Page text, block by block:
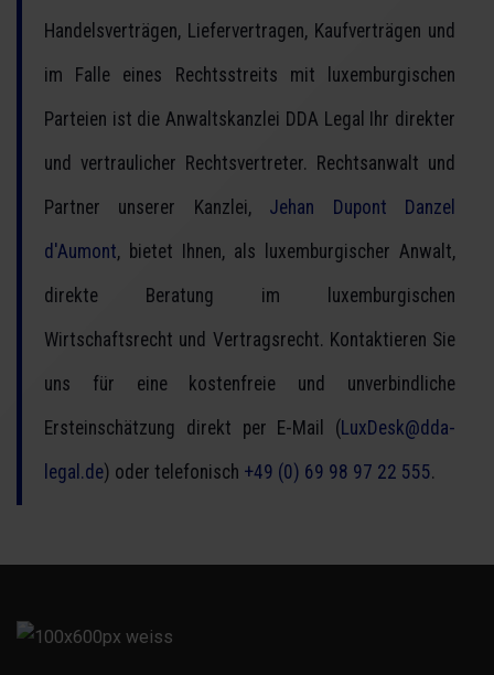
Handelsverträgen, Liefervertragen, Kaufverträgen und
im Falle eines Rechtsstreits mit luxemburgischen
Parteien ist die Anwaltskanzlei DDA Legal Ihr direkter
und vertraulicher Rechtsvertreter. Rechtsanwalt und
Partner unserer Kanzlei, Jehan Dupont Danzel
d'Aumont, bietet Ihnen, als luxemburgischer Anwalt,
direkte Beratung im luxemburgischen
Wirtschaftsrecht und Vertragsrecht. Kontaktieren Sie
uns für eine kostenfreie und unverbindliche
Ersteinschätzung direkt per E-Mail (LuxDesk@dda-
legal.de) oder telefonisch +49 (0) 69 98 97 22 555.